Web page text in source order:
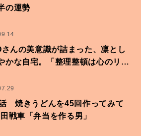
の運勢
さんの美意識が詰まった、凛とし
かな自宅。「整理整頓は心のリズ
焼きうどんを45回作ってみて
戦車「弁当を作る男」